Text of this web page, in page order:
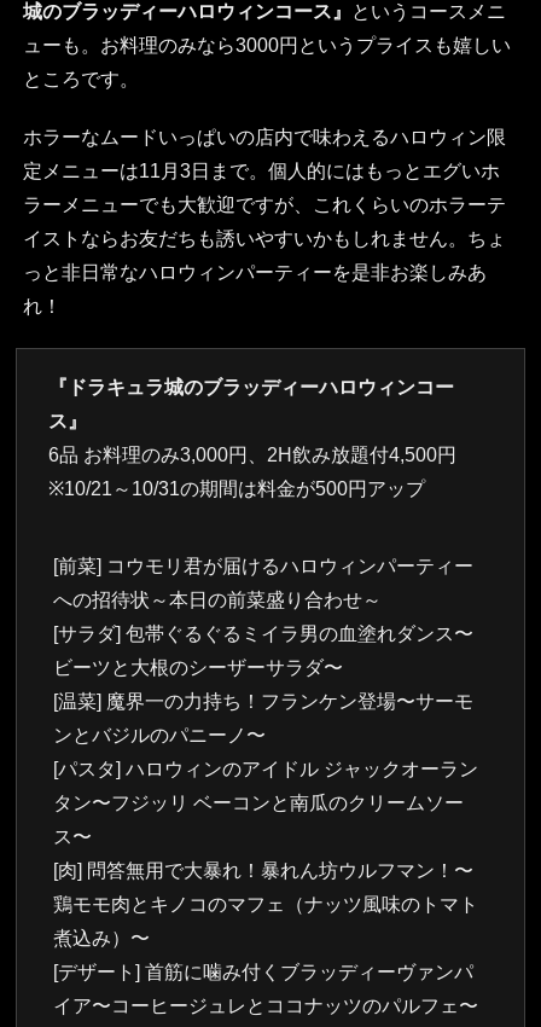
城のブラッディーハロウィンコース』
というコースメニ
ューも。お料理のみなら3000円というプライスも嬉しい
ところです。
ホラーなムードいっぱいの店内で味わえるハロウィン限
定メニューは11月3日まで。個人的にはもっとエグいホ
ラーメニューでも大歓迎ですが、これくらいのホラーテ
イストならお友だちも誘いやすいかもしれません。ちょ
っと非日常なハロウィンパーティーを是非お楽しみあ
れ！
『ドラキュラ城のブラッディーハロウィンコー
ス』
6品 お料理のみ3,000円、2H飲み放題付4,500円
※10/21～10/31の期間は料金が500円アップ
[前菜] コウモリ君が届けるハロウィンパーティー
への招待状～本日の前菜盛り合わせ～
[サラダ] 包帯ぐるぐるミイラ男の血塗れダンス〜
ビーツと大根のシーザーサラダ〜
[温菜] 魔界一の力持ち！フランケン登場〜サーモ
ンとバジルのパニーノ〜
[パスタ] ハロウィンのアイドル ジャックオーラン
タン〜フジッリ ベーコンと南瓜のクリームソー
ス〜
[肉] 問答無用で大暴れ！暴れん坊ウルフマン！〜
鶏モモ肉とキノコのマフェ（ナッツ風味のトマト
煮込み）〜
[デザート] 首筋に噛み付くブラッディーヴァンパ
イア〜コーヒージュレとココナッツのパルフェ〜